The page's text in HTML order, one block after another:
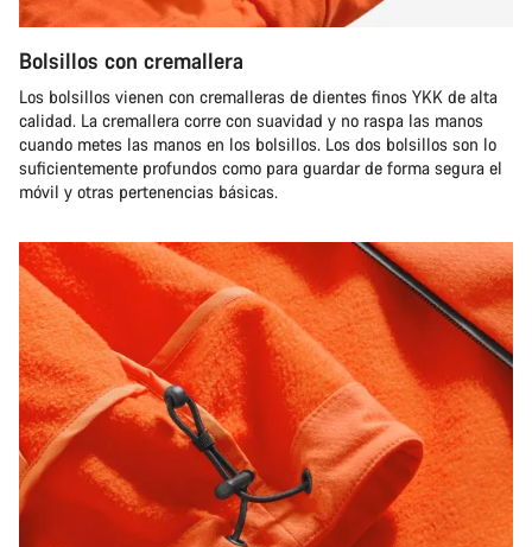
Bolsillos con cremallera
Los bolsillos vienen con cremalleras de dientes finos YKK de alta
calidad. La cremallera corre con suavidad y no raspa las manos
cuando metes las manos en los bolsillos. Los dos bolsillos son lo
suficientemente profundos como para guardar de forma segura el
móvil y otras pertenencias básicas.